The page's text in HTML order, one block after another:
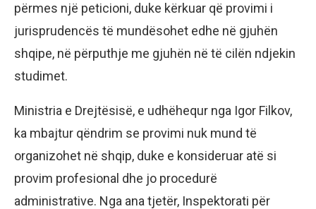
përmes një peticioni, duke kërkuar që provimi i
jurisprudencës të mundësohet edhe në gjuhën
shqipe, në përputhje me gjuhën në të cilën ndjekin
studimet.
Ministria e Drejtësisë, e udhëhequr nga Igor Filkov,
ka mbajtur qëndrim se provimi nuk mund të
organizohet në shqip, duke e konsideruar atë si
provim profesional dhe jo procedurë
administrative. Nga ana tjetër, Inspektorati për